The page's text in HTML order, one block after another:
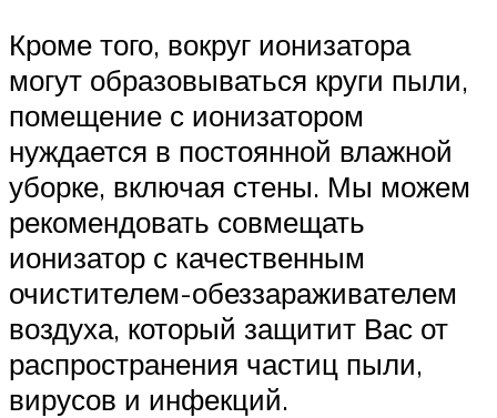
Кроме того, вокруг ионизатора
могут образовываться круги пыли,
помещение с ионизатором
нуждается в постоянной влажной
уборке, включая стены. Мы можем
рекомендовать совмещать
ионизатор с качественным
очистителем-обеззараживателем
воздуха, который защитит Вас от
распространения частиц пыли,
вирусов и инфекций.